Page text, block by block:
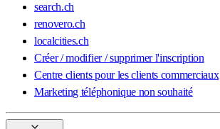
search.ch
renovero.ch
localcities.ch
Créer / modifier / supprimer l'inscription
Centre clients pour les clients commerciaux
Marketing téléphonique non souhaité